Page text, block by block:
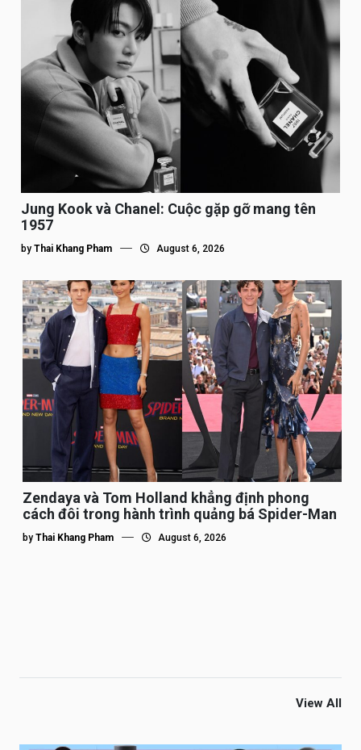
Jung Kook và Chanel: Cuộc gặp gỡ mang tên
1957
by Thai Khang Pham August 6, 2026
Zendaya và Tom Holland khẳng định phong
cách đôi trong hành trình quảng bá Spider-Man
by Thai Khang Pham August 6, 2026
View All